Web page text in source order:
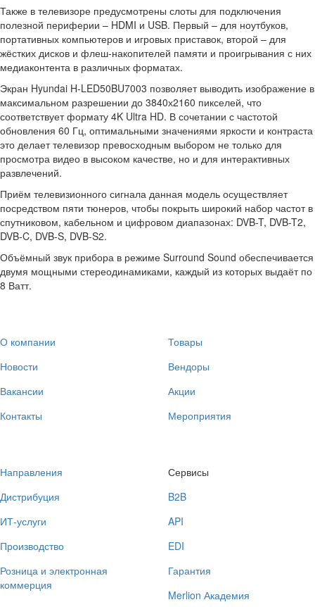
Также в телевизоре предусмотрены слоты для подключения
полезной периферии – HDMI и USB. Первый – для ноутбуков,
портативных компьютеров и игровых приставок, второй – для
жёстких дисков и флеш-накопителей памяти и проигрывания с них
медиаконтента в различных форматах.
Экран Hyundai H-LED50BU7003 позволяет выводить изображение в
максимальном разрешении до 3840х2160 пикселей, что
соответствует формату 4K Ultra HD. В сочетании с частотой
обновления 60 Гц, оптимальными значениями яркости и контраста
это делает телевизор превосходным выбором не только для
просмотра видео в высоком качестве, но и для интерактивных
развлечений.
Приём телевизионного сигнала данная модель осуществляет
посредством пяти тюнеров, чтобы покрыть широкий набор частот в
спутниковом, кабельном и цифровом диапазонах: DVB-T, DVB-T2,
DVB-C, DVB-S, DVB-S2.
Объёмный звук прибора в режиме Surround Sound обеспечивается
двумя мощными стереодинамиками, каждый из которых выдаёт по
8 Ватт.
О компании
Новости
Вакансии
Контакты
Товары
Вендоры
Акции
Мероприятия
Направления
Дистрибуция
ИТ-услуги
Производство
Розница и электронная
коммерция
Сервисы
B2B
API
EDI
Гарантия
Merlion Академия